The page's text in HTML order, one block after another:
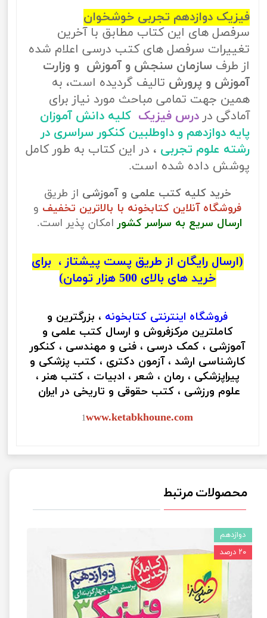
فیزیک دوازدهم تجربی خوشخوان
سرفصل های این کتاب مطابق با آخرین
تغییرات سرفصل های کتب درسی اعلام شده
از طرف سازمان سنجش و آموزش و وزارت
آموزش و پرورش تالیف گردیده است، به
همین جهت تمامی مباحث مورد نیاز برای
آمادگی در درس فیزیک کلیه دانش آموزان
پایه دوازدهم و داوطلبین کنکور سراسری در
رشته علوم تجربی ، در این کتاب به طور کامل
پوشش داده شده است.
خرید کلیه کتب علمی و آموزشی از طریق
فروشگاه آنلاین کتابخونه با بالاترین تخفیف و
ارسال سریع به سراسر کشور امکان پذیر است.
(ارسال رایگان از طریق پست پیشتاز ، برای
خرید های بالای 500 هزار تومان)
فروشگاه اینترنتی کتابخونه ، بزرگترین و
کاملترین مرکزفروش و ارسال کتب علمی و
آموزشی ، کمک درسی ، فنی و مهندسی ، کنکور
کارشناسی ارشد ، آزمون دکتری ، کتب پزشکی و
پیراپزشکی ، رمان ، شعر ، ادبیات ، کتب هنر ،
علوم ورزشی ، کتب حقوقی و تاریخی در ایران
1www.ketabkhoune.com
محصولات مرتبط
دوازدهم
۲۰ درصد